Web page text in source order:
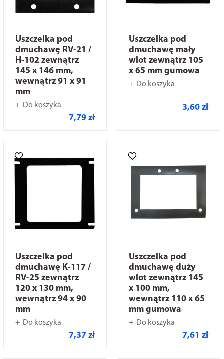
Uszczelka pod
dmuchawę RV-21 /
H-102 zewnątrz
145 x 146 mm,
wewnątrz 91 x 91
mm
Do koszyka
7,79 zł
Uszczelka pod
dmuchawę mały
wlot zewnątrz 105
x 65 mm gumowa
Do koszyka
3,60 zł
Uszczelka pod
dmuchawę K-117 /
RV-25 zewnątrz
120 x 130 mm,
wewnątrz 94 x 90
mm
Do koszyka
7,37 zł
Uszczelka pod
dmuchawę duży
wlot zewnątrz 145
x 100 mm,
wewnątrz 110 x 65
mm gumowa
Do koszyka
7,61 zł